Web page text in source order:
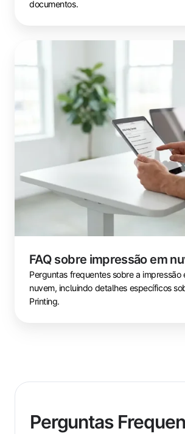
documentos.
FAQ sobre impressão em
Perguntas frequentes sobre a impressão
nuvem, incluindo detalhes específicos
Printing.
sobre
Perguntas